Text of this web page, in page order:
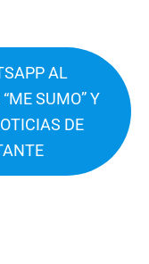
AL
SUMO” Y
DE